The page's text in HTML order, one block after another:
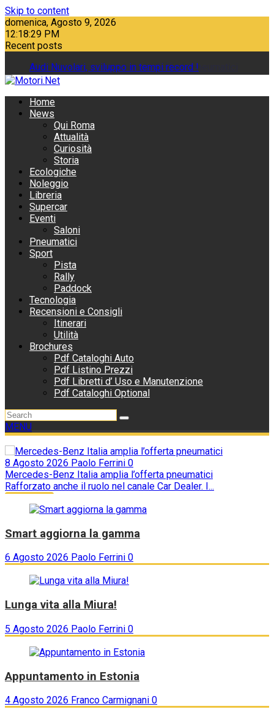
Skip to content
domenica, Agosto 9, 2026
12:18:30 PM
Recent posts
Audi Nuvolari, sviluppo in tempi record !
Mercedes-Benz Italia amplia l'offerta pneumatici
Home
News
Qui Roma
Attualità
Curiosità
Storia
Ecologiche
Noleggio
Libreria
Supercar
Eventi
Saloni
Pneumatici
Sport
Pista
Rally
Paddock
Tecnologia
Recensioni e Consigli
Itinerari
Utilità
Brochures
Pdf Cataloghi Auto
Pdf Listino Prezzi
Pdf Libretti d’ Uso e Manutenzione
Pdf Cataloghi Optional
MENU
2026Paolo Ferrini0
Benz Italia amplia l’offerta pneumatici
anche il ruolo nel canale Car Dealer. I...
Smart aggiorna la gamma
6 Agosto 2026Paolo Ferrini0
Lunga vita alla Miura!
5 Agosto 2026Paolo Ferrini0
Appuntamento in Estonia